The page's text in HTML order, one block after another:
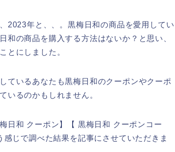
2023年と、、。黒梅日和の商品を愛用してい
和の商品を購入する方法はないか？と思い、
とにしました。
ているあなたも黒梅日和のクーポンやクーポ
いるのかもしれません。
日和 クーポン】【 黒梅日和 クーポンコー
じで調べた結果を記事にさせていただきま